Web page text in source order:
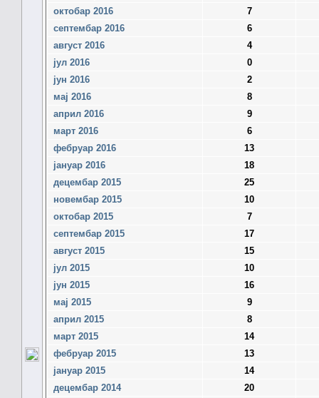
октобар 2016
7
септембар 2016
6
август 2016
4
јул 2016
0
јун 2016
2
мај 2016
8
април 2016
9
март 2016
6
фебруар 2016
13
јануар 2016
18
децембар 2015
25
новембар 2015
10
октобар 2015
7
септембар 2015
17
август 2015
15
јул 2015
10
јун 2015
16
мај 2015
9
април 2015
8
март 2015
14
фебруар 2015
13
јануар 2015
14
децембар 2014
20